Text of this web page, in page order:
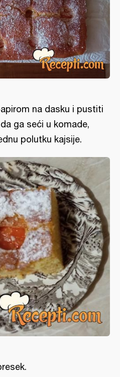
na dasku i pustiti
ga seći u komade,
polutku kajsije.